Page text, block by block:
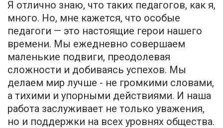
Я отлично знаю, что таких педагогов, как я,
много. Но, мне кажется, что особые
педагоги — это настоящие герои нашего
времени. Мы ежедневно совершаем
маленькие подвиги, преодолевая
сложности и добиваясь успехов. Мы
делаем мир лучше - не громкими словами,
а тихими и упорными действиями. И наша
работа заслуживает не только уважения,
но и поддержки на всех уровнях общества.